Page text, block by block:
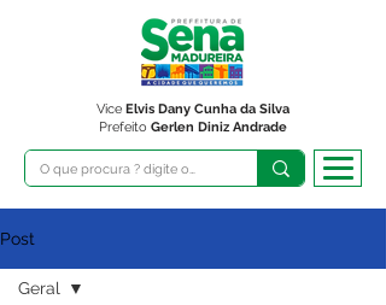
Prefeito Gerlen Diniz Andrade
Vice Elvis Dany Cunha da Silva
Post
Geral